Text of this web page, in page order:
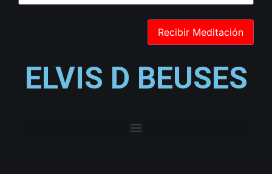
ELVIS D BEUSES